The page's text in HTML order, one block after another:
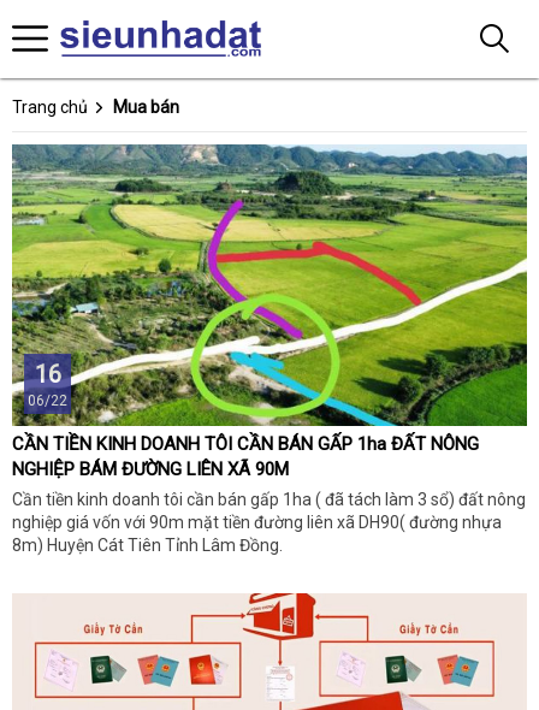
Trang chủ Mua bán
16
06/22
CẦN TIỀN KINH DOANH TÔI CẦN BÁN GẤP 1ha ĐẤT NÔNG
NGHIỆP BÁM ĐƯỜNG LIÊN XÃ 90M
Cần tiền kinh doanh tôi cần bán gấp 1ha ( đã tách làm 3 sổ) đất nông
nghiệp giá vốn với 90m mặt tiền đường liên xã DH90( đường nhựa
8m) Huyện Cát Tiên Tỉnh Lâm Đồng.